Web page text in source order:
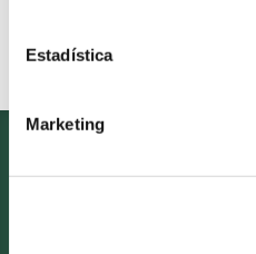
Estadística
Marketing
VOZDENTAL